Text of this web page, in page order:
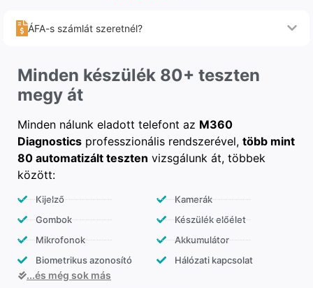
ÁFA-s számlát szeretnél?
Minden készülék 80+ teszten
megy át
Minden nálunk eladott telefont az M360
Diagnostics professzionális rendszerével, több mint
80 automatizált teszten vizsgálunk át, többek
között:
Kijelző
Gombok
Mikrofonok
Biometrikus azonosító
Kamerák
Készülék előélet
Akkumulátor
Hálózati kapcsolat
...és még sok más